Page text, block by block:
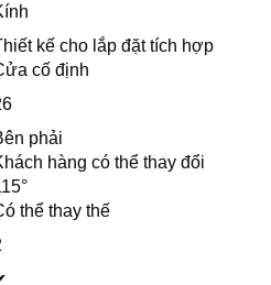
kế cho lắp đặt tích hợp
cố định
phải
hàng có thể thay đổi
thể thay thế